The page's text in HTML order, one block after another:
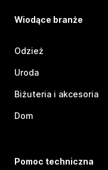
Wiodące branże
Odzież
Uroda
Biżuteria i akcesoria
Dom
Pomoc techniczna